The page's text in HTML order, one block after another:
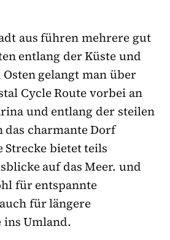
aus führen mehrere gut
entlang der Küste und
gelangt man über
Cycle Route vorbei an
und entlang der steilen
charmante Dorf
Strecke bietet teils
auf das Meer. und
für entspannte
für längere
ins Umland.